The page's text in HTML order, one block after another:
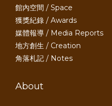
館內空間 / Space
獲獎紀錄 / Awards
媒體報導 / Media Reports
地方創生 / Creation
角落札記 / Notes
About